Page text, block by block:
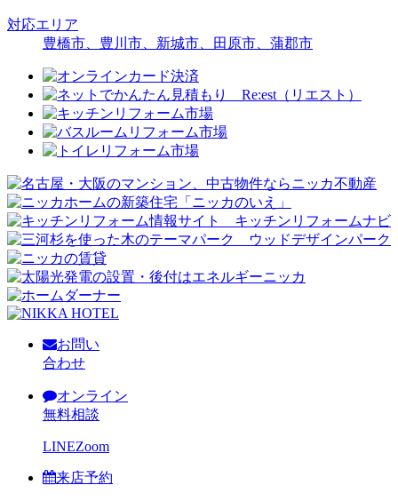
対応エリア
豊橋市、豊川市、新城市、田原市、蒲郡市
お問い
合わせ
オンライン
無料相談
LINEZoom
来店予約